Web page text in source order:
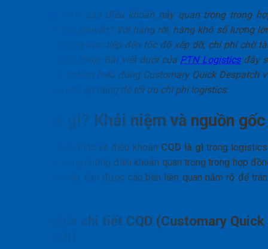
và vì sao điều khoản này quan trọng trong
đồng thuê tàu chuyến? Với hàng rời, hàng khô số lượng
CQD ảnh hưởng trực tiếp đến tốc độ xếp dỡ, chi phí chờ
và rủi ro tranh chấp. Bài viết dưới của PTN Logisticsđây
giúp doanh nghiệp hiểu đúng Customary Quick Despatch
biết khi nào nên áp dụng để tối ưu chi phí logistics.
CQD là gì? Khái niệm và nguồn gốc
Bạn đang thắc mắc về điều khoản CQD là gìtrong
Đây là một trong những điều khoản quan trọng trong hợp
thuê tàu chuyến, cần được các bên liên quan nắm rõ để
Định nghĩa chi tiết CQD (Customary Quick
Despatch)